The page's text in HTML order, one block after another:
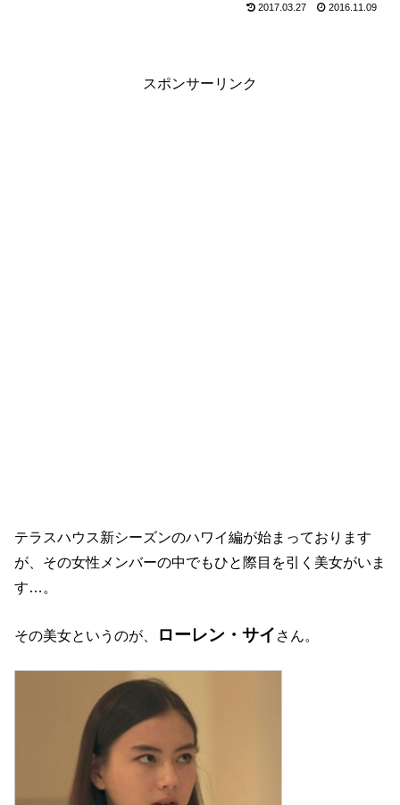
2017.03.27 2016.11.09
スポンサーリンク
テラスハウス新シーズンのハワイ編が始まっております
が、その女性メンバーの中でもひと際目を引く美女がいま
す…。
その美女というのが、 ローレン・サイ さん。